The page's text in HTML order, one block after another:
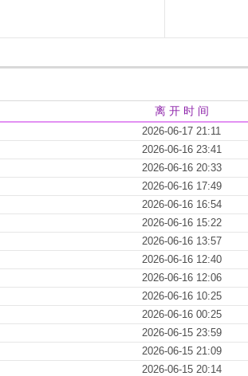
离 开 时 间
2026-06-17 21:11
2026-06-16 23:41
2026-06-16 20:33
2026-06-16 17:49
2026-06-16 16:54
2026-06-16 15:22
2026-06-16 13:57
2026-06-16 12:40
2026-06-16 12:06
2026-06-16 10:25
2026-06-16 00:25
2026-06-15 23:59
2026-06-15 21:09
2026-06-15 20:14